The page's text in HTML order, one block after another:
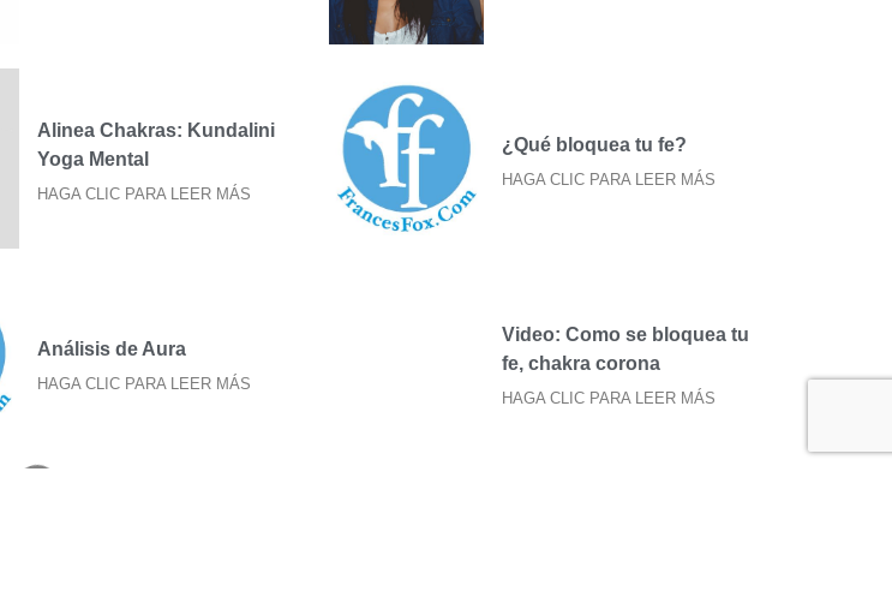
Alinea Chakras: Kundalini
Yoga Mental
HAGA CLIC PARA LEER MÁS
¿Qué bloquea tu fe?
HAGA CLIC PARA LEER MÁS
Análisis de Aura
HAGA CLIC PARA LEER MÁS
Video: Como se bloquea tu
fe, chakra corona
HAGA CLIC PARA LEER MÁS